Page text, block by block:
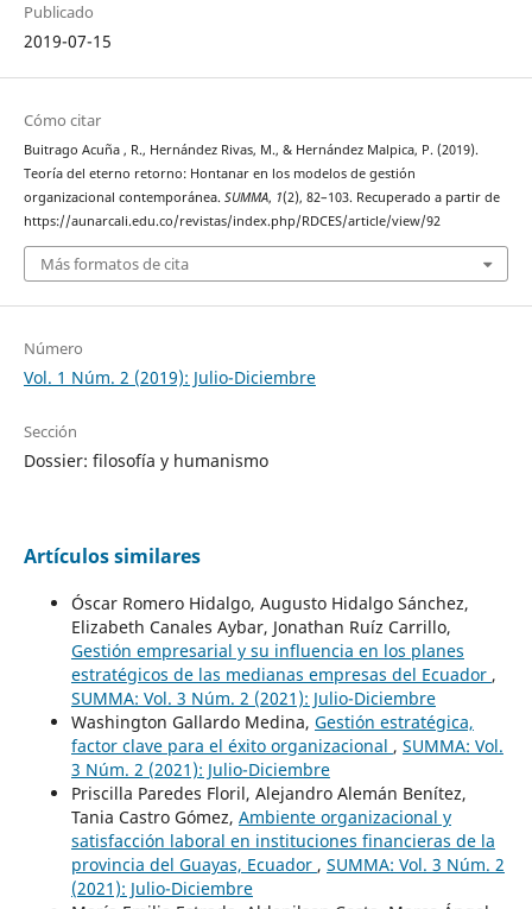
Publicado
2019-07-15
Cómo citar
Buitrago Acuña , R., Hernández Rivas, M., & Hernández Malpica, P. (2019).
Teoría del eterno retorno: Hontanar en los modelos de gestión
organizacional contemporánea. SUMMA, 1(2), 82–103. Recuperado a partir de
https://aunarcali.edu.co/revistas/index.php/RDCES/article/view/92
Más formatos de cita
Número
Vol. 1 Núm. 2 (2019): Julio-Diciembre
Sección
Dossier: filosofía y humanismo
Artículos similares
Óscar Romero Hidalgo, Augusto Hidalgo Sánchez,
Elizabeth Canales Aybar, Jonathan Ruíz Carrillo,
Gestión empresarial y su influencia en los planes
estratégicos de las medianas empresas del Ecuador ,
SUMMA: Vol. 3 Núm. 2 (2021): Julio-Diciembre
Washington Gallardo Medina, Gestión estratégica,
factor clave para el éxito organizacional , SUMMA: Vol.
3 Núm. 2 (2021): Julio-Diciembre
Priscilla Paredes Floril, Alejandro Alemán Benítez,
Tania Castro Gómez, Ambiente organizacional y
satisfacción laboral en instituciones financieras de la
provincia del Guayas, Ecuador , SUMMA: Vol. 3 Núm. 2
(2021): Julio-Diciembre